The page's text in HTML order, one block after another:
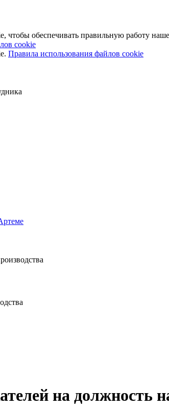
обеспечивать правильную работу
cookie
Правила использования файлов cookie
на должность